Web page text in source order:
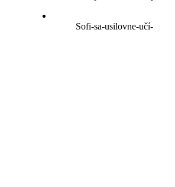
Sofi-sa-usilovne-učí-